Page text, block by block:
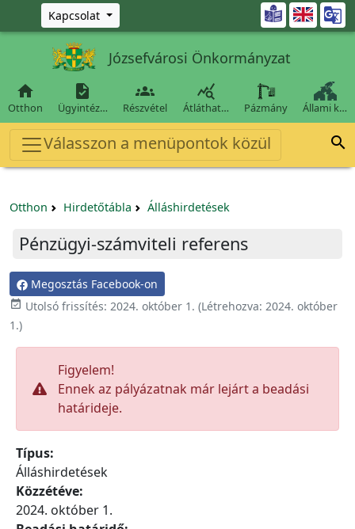
Ugrás a fő tartalomra
Kapcsolat 
Józsefvárosi Önkormányzat

Otthon

Ügyintéz…

Részvétel

Átláthat… Pázmány Állami k…
Válasszon a menüpontok közül 
Otthon Hirdetőtábla Álláshirdetések
Pénzügyi-számviteli referens
Megosztás Facebook-on
 Utolsó frissítés: 2024. október 1. (Létrehozva: 2024. október
1.)
Figyelem!
Ennek az pályázatnak már lejárt a beadási
határideje.
Típus:
Álláshirdetések
Közzétéve:
2024. október 1.